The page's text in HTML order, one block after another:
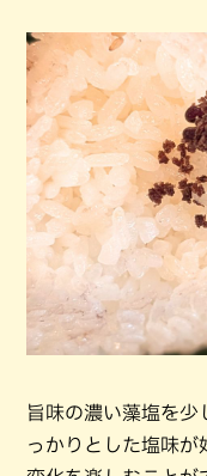
旨味の濃い藻塩を少
っかりとした塩味が